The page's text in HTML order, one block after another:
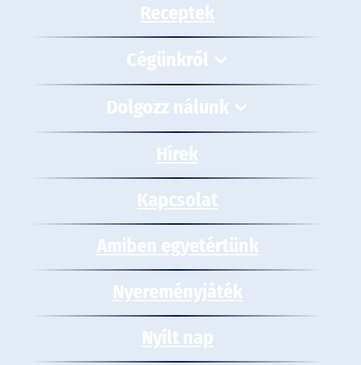
Receptek
Cégünkről
Dolgozz nálunk
Hírek
Kapcsolat
Amiben egyetértünk
Nyereményjáték
Nyílt nap